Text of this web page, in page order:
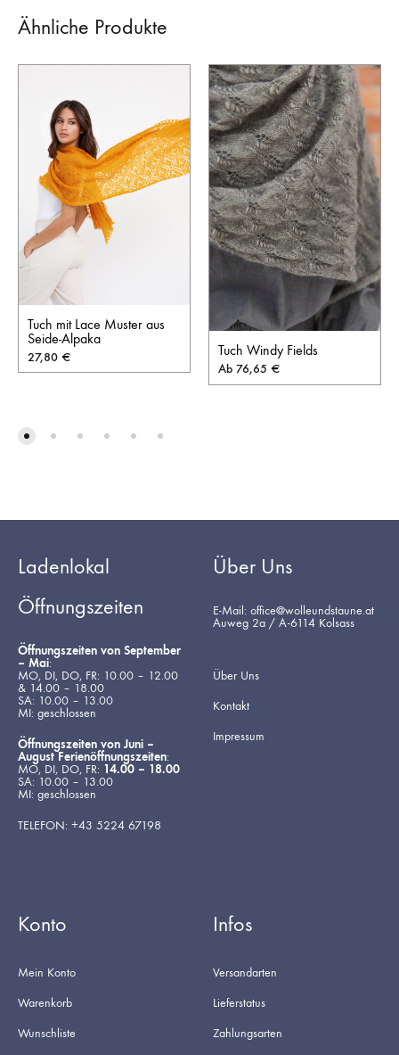
Ähnliche Produkte
Tuch mit Lace Muster aus
Seide-Alpaka
27,80 € Tuch Windy Fields
Ab 76,65 €
Ladenlokal
Öffnungszeiten
Öffnungszeiten von September
– Mai:
MO, DI, DO, FR: 10.00 – 12.00
& 14.00 – 18.00
SA: 10.00 – 13.00
MI: geschlossen
Öffnungszeiten von Juni –
August Ferienöffnungszeiten:
MO, DI, DO, FR: 14.00 – 18.00
SA: 10.00 – 13.00
MI: geschlossen
TELEFON: +43 5224 67198
Über Uns
E-Mail: office@wolleundstaune.at
Auweg 2a / A-6114 Kolsass
Über Uns
Kontakt
Impressum
Konto
Mein Konto
Warenkorb
Wunschliste
Infos
Versandarten
Lieferstatus
Zahlungsarten